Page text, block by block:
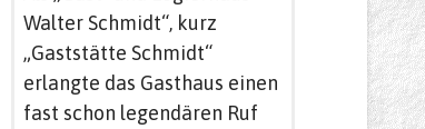
Walter Schmidt“, kurz
„Gaststätte Schmidt“
erlangte das Gasthaus einen
fast schon legendären Ruf